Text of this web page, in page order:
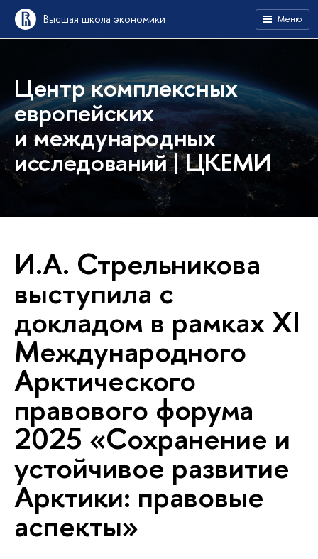
Высшая школа экономики Меню
Центр комплексных
европейских
и международных
исследований | ЦКЕМИ
И.А. Стрельникова
выступила с
докладом в рамках XI
Международного
Арктического
правового форума
2025 «Сохранение и
устойчивое развитие
Арктики: правовые
аспекты»